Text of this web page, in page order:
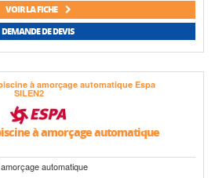
VOIR LA FICHE
DEMANDE DE DEVIS
à amorçage automatique
automatique